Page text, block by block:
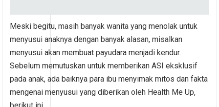
Meski begitu, masih banyak wanita yang menolak untuk
menyusui anaknya dengan banyak alasan, misalkan
menyusui akan membuat payudara menjadi kendur.
Sebelum memutuskan untuk memberikan ASI eksklusif
pada anak, ada baiknya para ibu menyimak mitos dan fakta
mengenai menyusui yang diberikan oleh Health Me Up,